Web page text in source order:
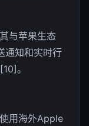
与苹果生态
通知和实时行
。
用海外Apple